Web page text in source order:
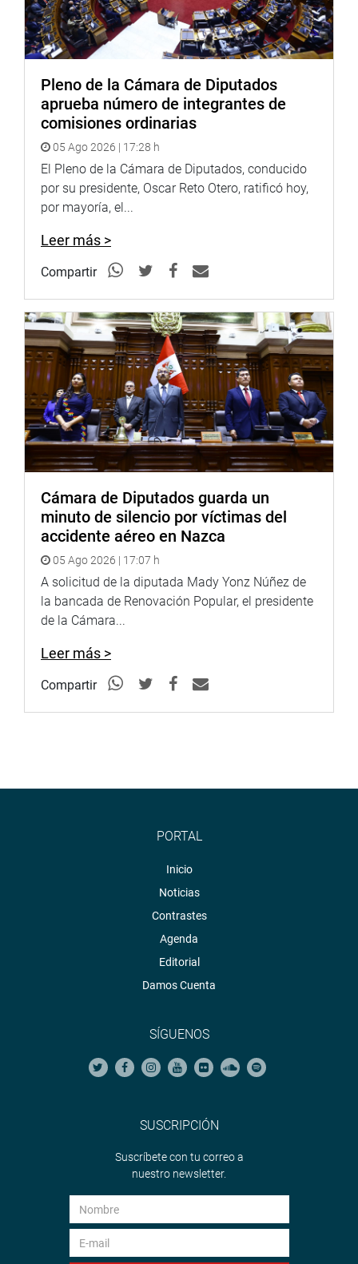
Pleno de la Cámara de Diputados
aprueba número de integrantes de
comisiones ordinarias
05 Ago 2026 | 17:28 h
El Pleno de la Cámara de Diputados, conducido
por su presidente, Oscar Reto Otero, ratificó hoy,
por mayoría, el...
Leer más >
Compartir
Cámara de Diputados guarda un
minuto de silencio por víctimas del
accidente aéreo en Nazca
05 Ago 2026 | 17:07 h
A solicitud de la diputada Mady Yonz Núñez de
la bancada de Renovación Popular, el presidente
de la Cámara...
Leer más >
Compartir
PORTAL
Inicio
Noticias
Contrastes
Agenda
Editorial
Damos Cuenta
SÍGUENOS
SUSCRIPCIÓN
Suscríbete con tu correo a
nuestro newsletter.